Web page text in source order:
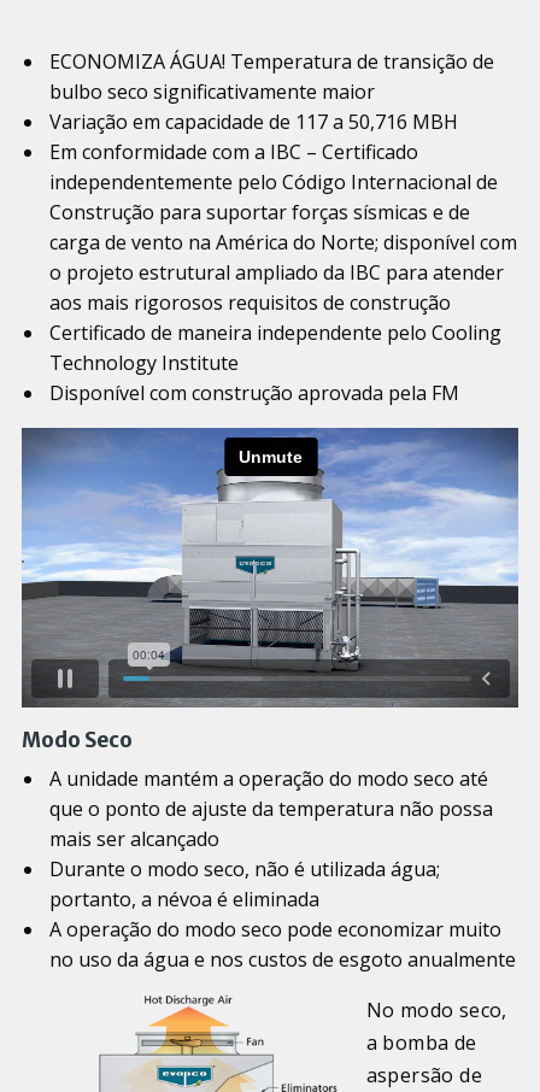
ECONOMIZA ÁGUA! Temperatura de transição de
bulbo seco significativamente maior
Variação em capacidade de 117 a 50,716 MBH
Em conformidade com a IBC – Certificado
independentemente pelo Código Internacional de
Construção para suportar forças sísmicas e de
carga de vento na América do Norte; disponível com
o projeto estrutural ampliado da IBC para atender
aos mais rigorosos requisitos de construção
Certificado de maneira independente pelo Cooling
Technology Institute
Disponível com construção aprovada pela FM
Modo Seco
A unidade mantém a operação do modo seco até
que o ponto de ajuste da temperatura não possa
mais ser alcançado
Durante o modo seco, não é utilizada água;
portanto, a névoa é eliminada
A operação do modo seco pode economizar muito
no uso da água e nos custos de esgoto anualmente
No modo seco,
a bomba de
aspersão de